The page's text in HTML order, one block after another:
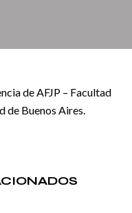
de AFJP – Facultad
de Buenos Aires.